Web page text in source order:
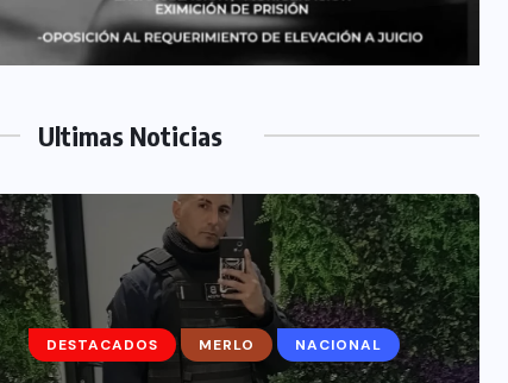
Ultimas Noticias
DESTACADOS MERLO NACIONAL
DESTACADOS MERLO MORÓN